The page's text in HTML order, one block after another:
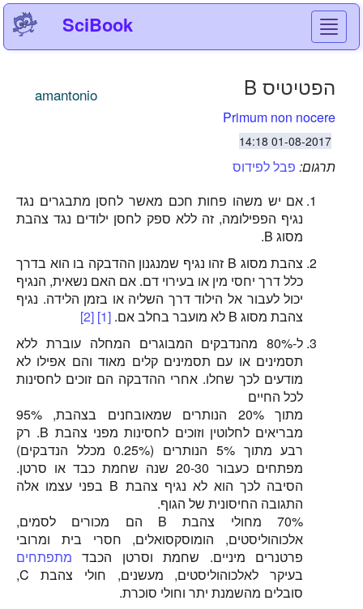
SciBook
amantonio הפטיטיס B
Primum non nocere
01-08-2017 14:18
תרגום: פבל לפידוס
אם יש משהו פחות חכם מאשר לחסן מתבגרים נגד
נגיף הפפילומה, זה ללא ספק לחסן ילודים נגד צהבת
מסוג B.
צהבת מסוג B זהו נגיף שמנגנון ההדבקה בו הוא בדרך
כלל דרך יחסי מין או בעירוי דם. אם האם נשאית, הנגיף
יכול לעבור אל הילוד דרך השליה או בזמן הלידה. נגיף
צהבת מסוג B לא מועבר בחלב אם.
[1]
[2]
ל-80% מהנדבקים המבוגרים המחלה עוברת ללא
תסמינים או עם תסמינים קלים מאוד והם אפילו לא
מודעים לכך שחלו. אחרי ההדבקה הם זוכים לחסינות
לכל החיים
מתוך 20% הנותרים שמאובחנים בצהבת, 95%
מבריאים לחלוטין וזוכים לחסינות מפני צהבת B. רק
רבע מתוך 5% הנותרים (0.25% מכלל הנדבקים)
מפתחים כעבור 20-30 שנה שחמת כבד או סרטן.
הסיבה לכך הוא לא נגיף צהבת B בפני עצמו אלה
התגובה החיסונית של הגוף.
70% מחולי צהבת B הם מכורים לסמים,
אלכוהוליסטים, הומוסקסואלים, חסרי בית ומרובי
פרטנרים מיניים. שחמת וסרטן הכבד מתפתחים
בעיקר לאלכוהוליסטים, מעשנים, חולי צהבת C,
סובלים מהשמנת יתר וחולי סוכרת.